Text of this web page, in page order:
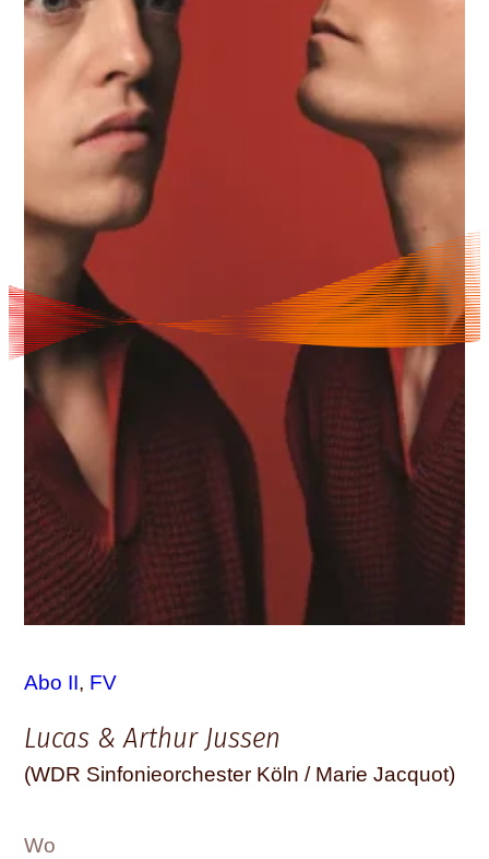
Abo II, FV
Lucas & Arthur Jussen
(WDR Sinfonieorchester Köln / Marie Jacquot)
Wo